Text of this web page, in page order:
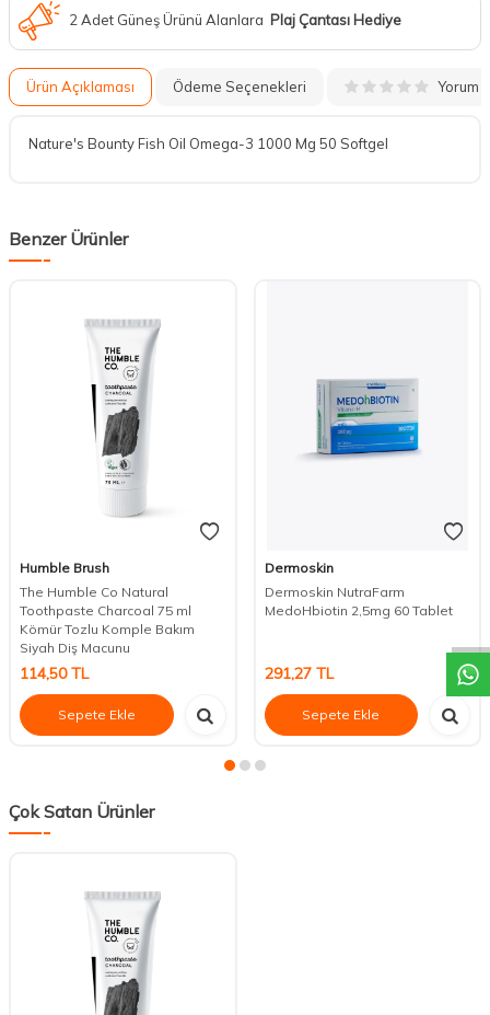
2 Adet Güneş Ürünü Alanlara Plaj Çantası Hediye
Ürün Açıklaması Ödeme Seçenekleri Yorum
Nature's Bounty Fish Oil Omega-3 1000 Mg 50 Softgel
Benzer Ürünler
Humble Brush
The Humble Co Natural
Toothpaste Charcoal 75 ml
Kömür Tozlu Komple Bakım
Siyah Diş Macunu
114,50TL
Sepete Ekle
Dermoskin
Dermoskin NutraFarm
MedoHbiotin 2,5mg 60 Tablet
291,27TL
Sepete Ekle
Çok Satan Ürünler